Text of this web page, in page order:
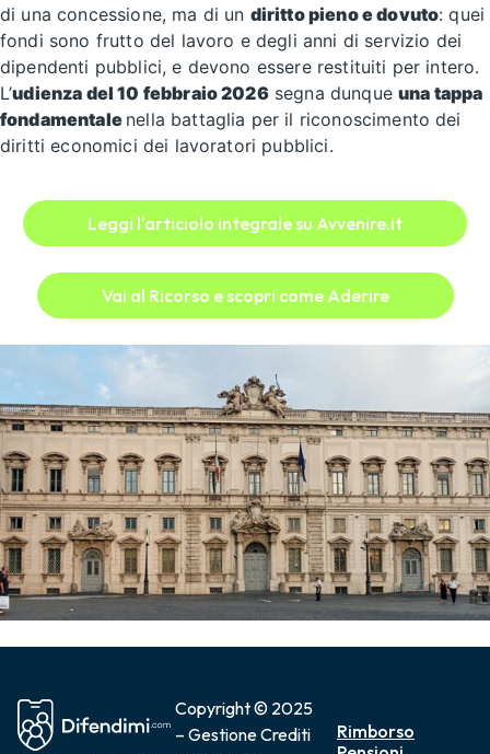
di una concessione, ma di un diritto pieno e dovuto: quei
fondi sono frutto del lavoro e degli anni di servizio dei
dipendenti pubblici, e devono essere restituiti per intero.
L’udienza del 10 febbraio 2026segna dunqueuna tappa
fondamentale nella battaglia per il riconoscimento dei
diritti economici dei lavoratori pubblici.
Leggi l'articiolo integrale su Avvenire.it
Vai al Ricorso e scopri come Aderire
Copyright © 2025
– Gestione Crediti
Rimborso